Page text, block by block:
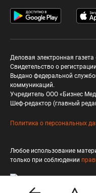
Деловая электронная газета
Свидетельство о
Выдано федеральной
коммуникаций.
Учредитель ООО «Бизнес
Шеф-редактор (главный
Политика о персональных
Любое использование
только при соблюдении